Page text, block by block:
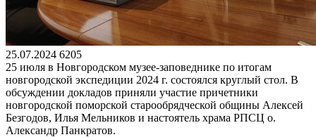
25.07.2024 6205
25 июля в Новгородском музее-заповеднике по итогам
новгородской экспедиции 2024 г. состоялся круглый стол. В
обсуждении докладов приняли участие причетники
новгородской поморской старообрядческой общины Алексей
Безгодов, Илья Мельников и настоятель храма РПСЦ о.
Александр Панкратов.